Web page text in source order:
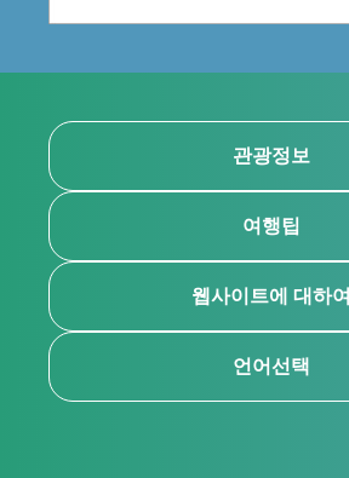
관광정보
여행팁
웹사이트에 대하여
언어선택